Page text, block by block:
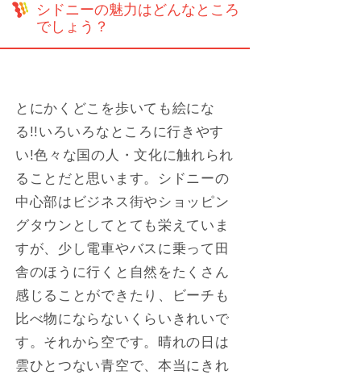
シドニーの魅力はどんなところ
でしょう？
とにかくどこを歩いても絵にな
る!!いろいろなところに行きやす
い!色々な国の人・文化に触れられ
ることだと思います。シドニーの
中心部はビジネス街やショッピン
グタウンとしてとても栄えていま
すが、少し電車やバスに乗って田
舎のほうに行くと自然をたくさん
感じることができたり、ビーチも
比べ物にならないくらいきれいで
す。それから空です。晴れの日は
雲ひとつない青空で、本当にきれ